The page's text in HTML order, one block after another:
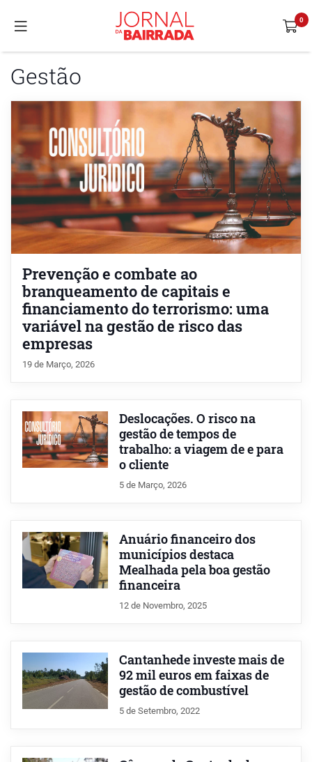
Gestão
Prevenção e combate ao
branqueamento de capitais e
financiamento do terrorismo: uma
variável na gestão de risco das
empresas
19 de Março, 2026
Deslocações. O risco na
gestão de tempos de
trabalho: a viagem de e para
o cliente
5 de Março, 2026
Anuário financeiro dos
municípios destaca
Mealhada pela boa gestão
financeira
12 de Novembro, 2025
Cantanhede investe mais de
92 mil euros em faixas de
gestão de combustível
5 de Setembro, 2022